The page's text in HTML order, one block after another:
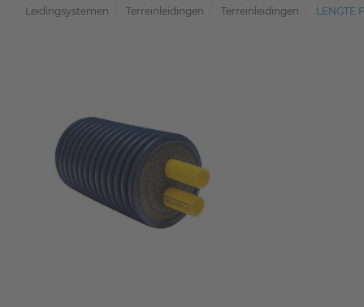
Leidingsystemen Terreinleidingen Terreinleidingen LENGTE